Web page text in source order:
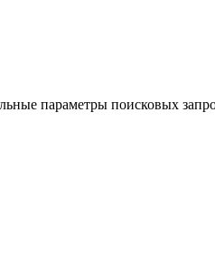
параметры поисковых